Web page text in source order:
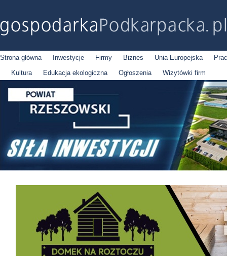
Strona główna Inwestycje Firmy Biznes Unia Europejska
Kultura
Edukacja ekologiczna Ogłoszenia Wizytówki firm